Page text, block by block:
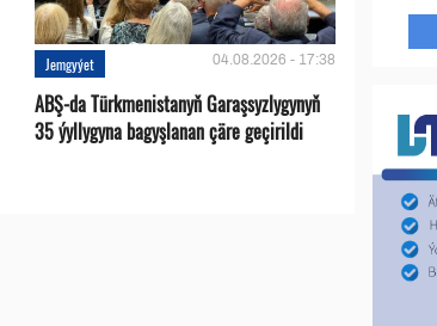
Jemgyýet 04.08.2026 - 17:38
ABŞ-da Türkmenistanyň Garaşsyzlygynyň
35 ýyllygyna bagyşlanan çäre geçirildi